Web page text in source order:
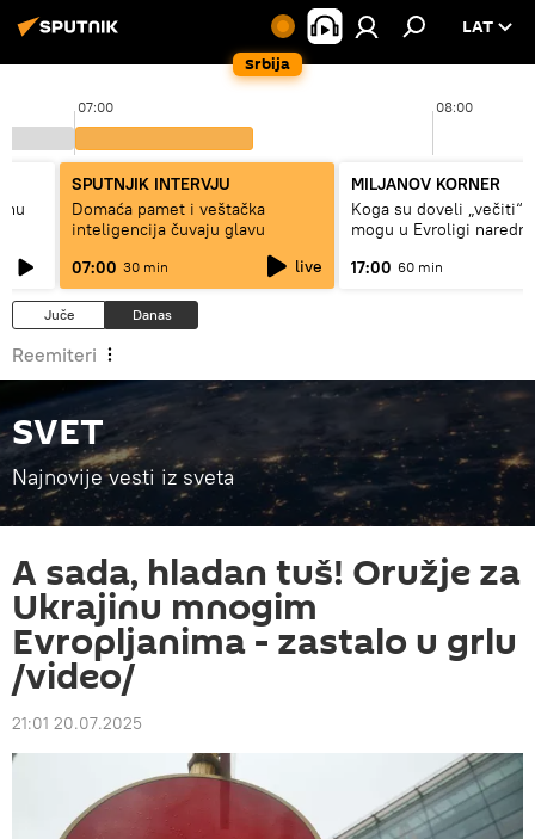
Srbija
LAT
07:00 08:00
SPUTNJIK INTERVJU
Domaća pamet i veštačka
inteligencija čuvaju glavu
07:00 30 min live
MILJANOV KORNER
Koga su doveli „večiti“
mogu u Evroligi
17:00 60 min
Juče Danas
Reemiteri
SVET
Najnovije vesti iz sveta
A sada, hladan tuš! Oružje za
Ukrajinu mnogim
Evropljanima - zastalo u grlu
/video/
21:01 20.07.2025